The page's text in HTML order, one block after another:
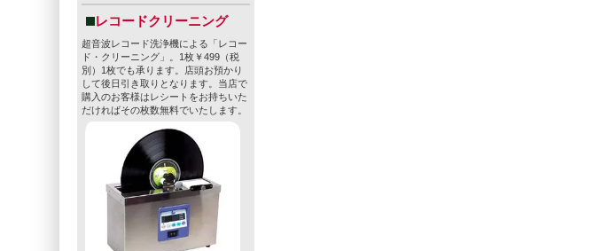
レコードクリーニング
超音波レコード洗浄機による「レコー
ド・クリーニング」。1枚￥499（税
別）1枚でも承ります。店頭お預かり
して後日引き取りとなります。当店で
購入のお客様はレシートをお持ちいた
だければその枚数無料でいたします。